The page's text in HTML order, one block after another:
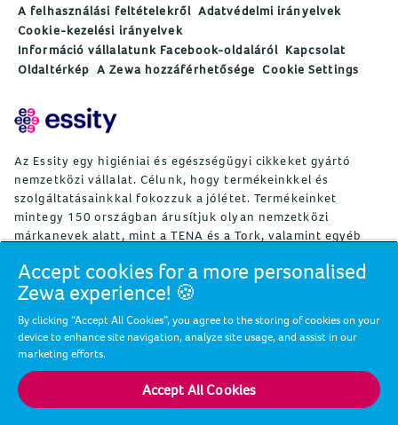
A felhasználási feltételekről Adatvédelmi irányelvek
Cookie-kezelési irányelvek
Információ vállalatunk Facebook-oldaláról Kapcsolat
Oldaltérkép A Zewa hozzáférhetősége Cookie Settings
Az Essity egy higiéniai és egészségügyi cikkeket gyártó
nemzetközi vállalat. Célunk, hogy termékeinkkel és
szolgáltatásainkkal fokozzuk a jólétet. Termékeinket
mintegy 150 országban árusítjuk olyan nemzetközi
márkanevek alatt, mint a TENA és a Tork, valamint egyéb
Leukoplast, Libero, Libresse, Lotus, Modibodi, Nosotras,
Saba, Tempo, TOM Organic és Zewa. Az Essity mintegy
36 000 alkalmazottat foglalkoztat. A nettó árbevétel 2024-
ben mintegy 146 mrdSEK (13 mrdEUR) volt. A vállalat
székhelye a svédországi Stockholm, az Essity részvényeit
pedig a Nasdaq Stockholm jegyzi. Az Essity a jólétért,
valamint az egészséges, környezettudatos és
újrafelhasználó társadalomért küzd. További
Accept cookies for a more personalised
Zewa experience! 🍪
By clicking “Accept All Cookies”, you agree to the storing of cookies on your
device to enhance site navigation, analyze site usage, and assist in our
marketing efforts.
Accept All Cookies